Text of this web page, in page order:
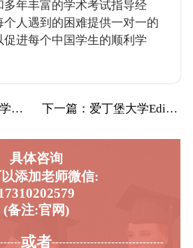
多年丰富的学术考试指导经
人遇到的困难提供一对一的
进每个中国学生的顺利学
补… 下一篇 ：爱丁堡大学Edin爱大管理专业辅导补习补…
具体咨询
添加老师微信:
(备注:官网)
或者